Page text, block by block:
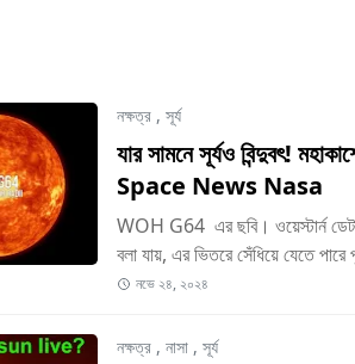
নক্ষত্র, সূর্য
যার সামনে সূর্যও বিন্দুবৎ!
Space News Nasa
WOH G64 এর ছবি। ওয়েস্টার্ন
বলা যায়, এর ভিতরে সেঁধিয়ে যেতে
নভে ২৪, ২০২৪
নক্ষত্র, নাসা, সূর্য